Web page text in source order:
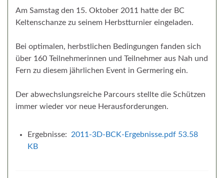
Am Samstag den 15. Oktober 2011 hatte der BC
Keltenschanze zu seinem Herbstturnier eingeladen.
Bei optimalen, herbstlichen Bedingungen fanden sich
über 160 Teilnehmerinnen und Teilnehmer aus Nah und
Fern zu diesem jährlichen Event in Germering ein.
Der abwechslungsreiche Parcours stellte die Schützen
immer wieder vor neue Herausforderungen.
Ergebnisse: 2011-3D-BCK-Ergebnisse.pdf 53.58
KB